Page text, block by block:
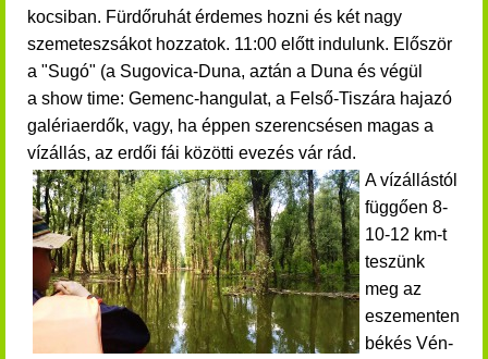
kocsiban. Fürdőruhát érdemes hozni és két nagy
szemeteszsákot hozzatok. 11:00 előtt indulunk. Először
a "Sugó" (a Sugovica-Duna, aztán a Duna és végül
a show time: Gemenc-hangulat, a Felső-Tiszára hajazó
galériaerdők, vagy, ha éppen szerencsésen magas a
vízállás, az erdői fái közötti evezés vár rád.
A vízállástól
függően 8-
10-12 km-t
teszünk
meg az
eszementen
békés Vén-